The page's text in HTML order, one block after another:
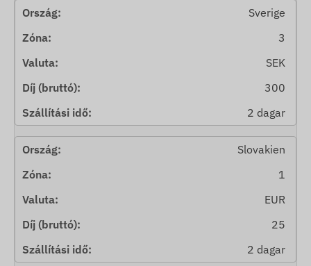
Sverige
3
SEK
300
2 dagar
Slovakien
1
EUR
25
2 dagar